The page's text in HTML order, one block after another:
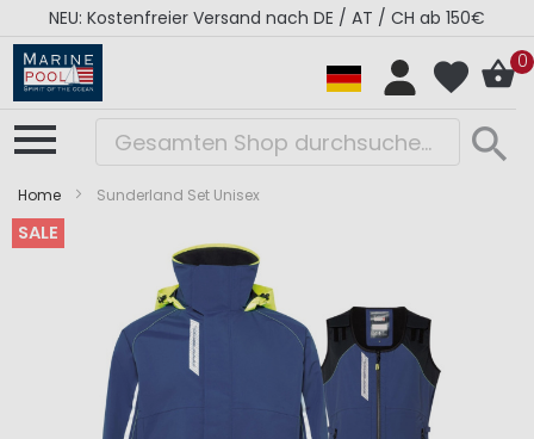
NEU: Kostenfreier Versand nach DE / AT / CH ab 150€
0
Home Sunderland Set Unisex
SALE
Zum
Bildergalerie
springen
Zum
Bildergalerie
springen